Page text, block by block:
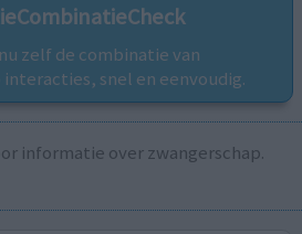
zelf de combinatie van
snel en eenvoudig.
informatie over zwangerschap.